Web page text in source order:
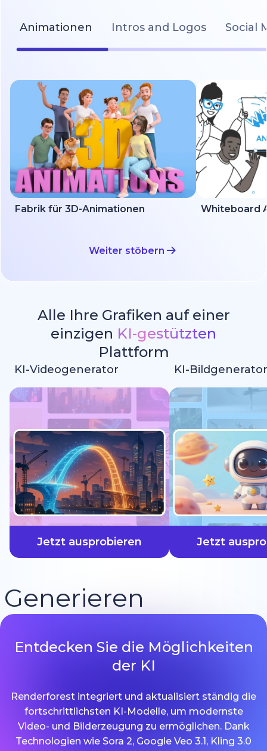
Animationen Intros and Logos Social
Fabrik für 3D-Animationen Whiteboard
Weiter stöbern
Alle Ihre Grafiken auf einer
einzigen KI-gestützten
Plattform
KI-Videogenerator
Jetzt ausprobieren
KI-Bildgenerator
Jetzt
Generieren
schneller
Entdecken Sie die Möglichkeiten
der KI
Renderforest integriert und aktualisiert ständig die
fortschrittlichsten KI-Modelle, um modernste
Video- und Bilderzeugung zu ermöglichen. Dank
Technologien wie Sora 2, Google Veo 3.1, Kling 3.0